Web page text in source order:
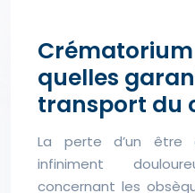
quelles
transport du
La perte d’un être
infiniment
concernant les